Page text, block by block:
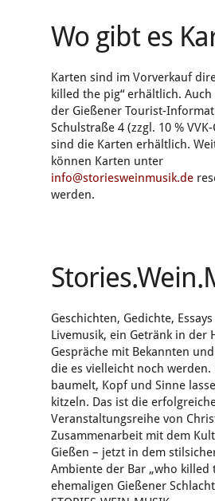
Wo gibt es
Karten sind im Vorverkauf
killed the pig“ erhältlich.
der Gießener Tourist-
Schulstraße 4 (zzgl. 10 %
sind die Karten erhältlich.
können Karten unter
info@storiesweinmusik.de
werden.
Geschichten, Gedichte,
Livemusik, ein Getränk in der
Gespräche mit Bekannten
die es vielleicht noch werden.
baumelt, Kopf und Sinne
kitzeln. Das ist die
Veranstaltungsreihe von
Zusammenarbeit mit dem
Gießen – jetzt in dem
Ambiente der Bar „who killed
ehemaligen Gießener